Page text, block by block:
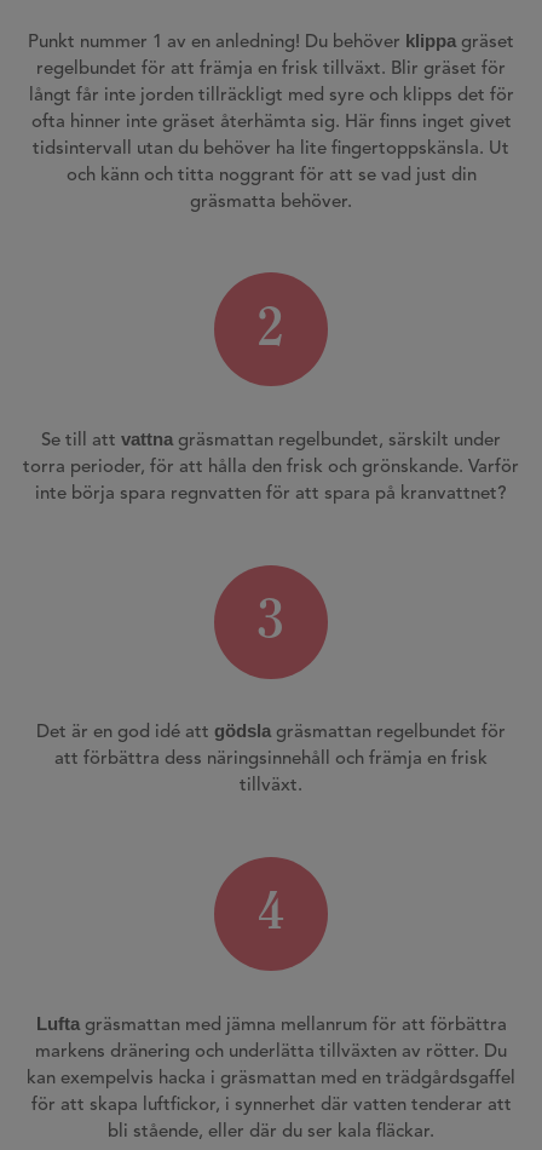
Punkt nummer 1 av en anledning! Du behöver klippagräset
regelbundet för att främja en frisk tillväxt. Blir gräset för
långt får inte jorden tillräckligt med syre och klipps det för
ofta hinner inte gräset återhämta sig. Här finns inget givet
tidsintervall utan du behöver ha lite fingertoppskänsla. Ut
och känn och titta noggrant för att se vad just din
gräsmatta behöver.
2
Se till att vattnagräsmattan regelbundet, särskilt under
torra perioder, för att hålla den frisk och grönskande. Varför
inte börja spara regnvatten för att spara på kranvattnet?
3
Det är en god idé att gödslagräsmattan regelbundet för
att förbättra dess näringsinnehåll och främja en frisk
tillväxt.
4
Luftagräsmattan med jämna mellanrum för att förbättra
markens dränering och underlätta tillväxten av rötter. Du
kan exempelvis hacka i gräsmattan med en trädgårdsgaffel
för att skapa luftfickor, i synnerhet där vatten tenderar att
bli stående, eller där du ser kala fläckar.